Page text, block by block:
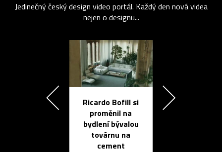
Jedinečný český design video portál. Každý den nová videa
nejen o designu...
Ricardo Bofill si
proměnil na
bydlení bývalou
továrnu na
cement